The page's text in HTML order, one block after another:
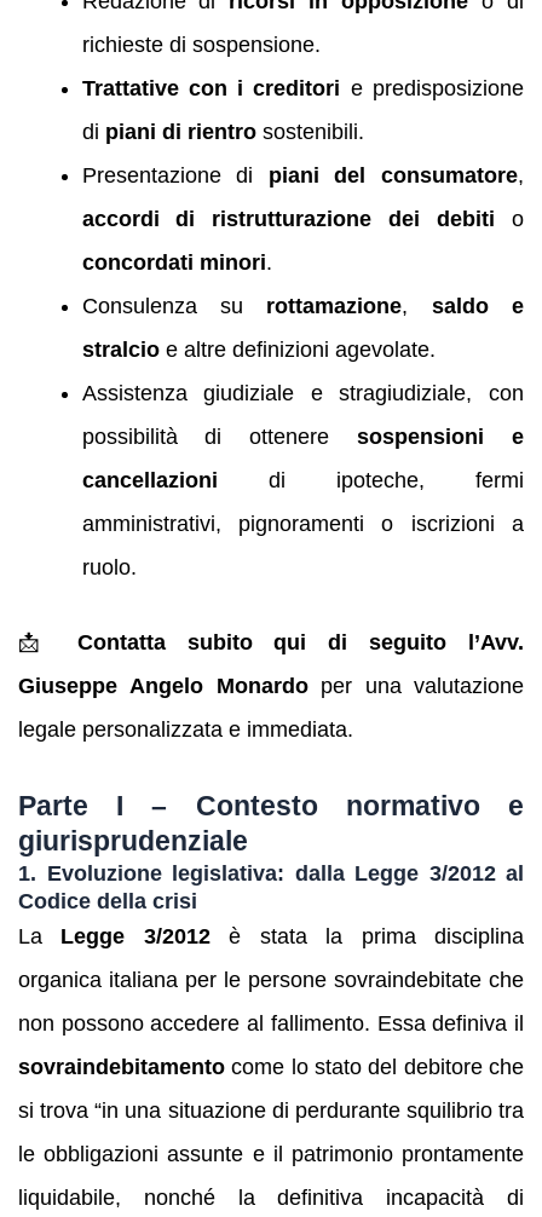
richieste di sospensione.
Trattative con i creditori e predisposizione
di piani di rientrosostenibili.
Presentazione di piani del consumatore,
accordi di ristrutturazione dei debiti o
concordati minori.
Consulenza su rottamazione, saldo e
stralcioe altre definizioni agevolate.
Assistenza giudiziale e stragiudiziale, con
possibilità di otteneresospensioni e
cancellazioni di ipoteche, fermi
amministrativi, pignoramenti o iscrizioni a
ruolo.
📩 Contatta subito qui di seguito l’Avv.
Giuseppe Angelo Monardoper una valutazione
legale personalizzata e immediata.
Parte I – Contesto normativo e
giurisprudenziale
1. Evoluzione legislativa: dalla Legge 3/2012 al
Codice della crisi
La Legge 3/2012è stata la prima disciplina
organica italiana per le persone sovraindebitate che
non possono accedere al fallimento. Essa definiva il
sovraindebitamento come lo stato del debitore che
si trova “in una situazione di perdurante squilibrio tra
le obbligazioni assunte e il patrimonio prontamente
liquidabile, nonché la definitiva incapacità di